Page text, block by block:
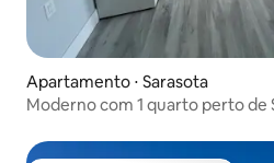
Apartamento ⋅ Sarasota
Moderno com 1 quarto perto de